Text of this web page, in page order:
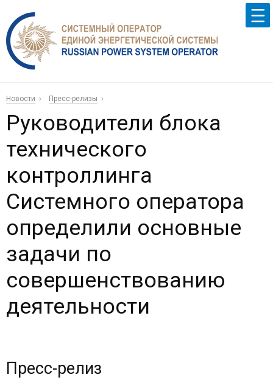
Новости Пресс-релизы
Руководители блока
технического
контроллинга
Системного оператора
определили основные
задачи по
совершенствованию
деятельности
Пресс-релиз